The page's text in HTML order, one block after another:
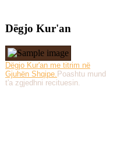
Dëgjo Kur'an
Dëgjo Kur'an me titrim në
Gjuhën Shqipe. Poashtu mund
t'a zgjedhni recituesin.